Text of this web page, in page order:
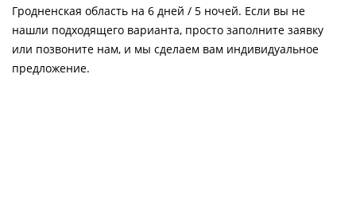
Гродненская область на 6 дней / 5 ночей. Если вы не
нашли подходящего варианта, просто заполните заявку
или позвоните нам, и мы сделаем вам индивидуальное
предложение.